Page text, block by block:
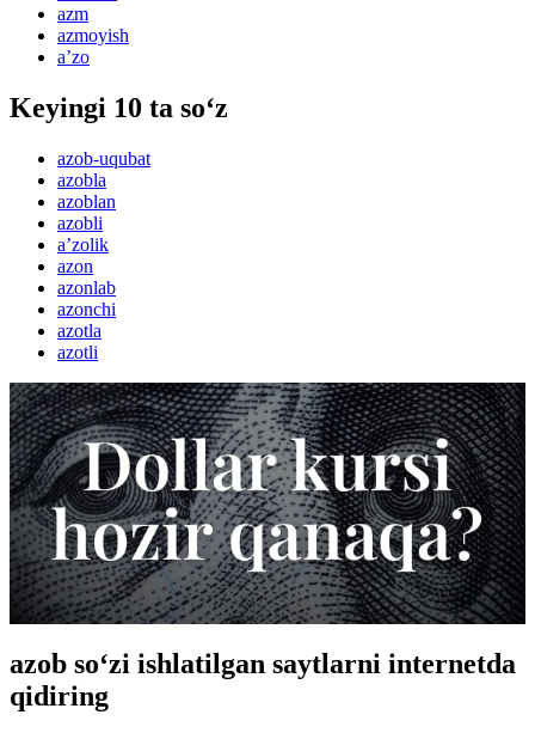
azm
azmoyish
aʼzo
Keyingi 10 ta so‘z
azob-uqubat
azobla
azoblan
azobli
aʼzolik
azon
azonlab
azonchi
azotla
azotli
azob so‘zi ishlatilgan saytlarni internetda
qidiring